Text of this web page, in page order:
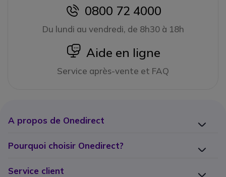
icon
0800 72 4000
Du lundi au vendredi, de 8h30 à 18h
icon
Aide en ligne
Service après-vente et FAQ
A propos de Onedirect
Pourquoi choisir Onedirect?
Service client